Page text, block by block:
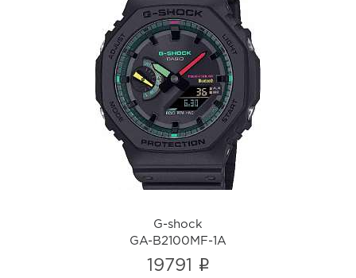
G-shock
GA-B2100MF-1A
i
G-shock
GA-B2100MF-1A
19791 i